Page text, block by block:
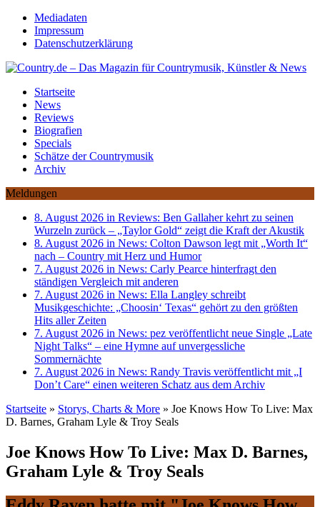
Mediadaten
Impressum
Datenschutzerklärung
Startseite
News
Reviews
Biografien
Specials
Schätze der Countrymusik
Archiv
Meldungen
8. August 2026 in Reviews: Ben Gallaher kehrt zu seinen
Wurzeln zurück – „Taylor Gold“ zeigt die Kraft der Akustik
8. August 2026 in News: Colton Dawson legt mit „Worth It“
nach – Country mit Herz und Humor
7. August 2026 in News: Carly Pearce hinterfragt den
ständigen Vergleich mit anderen
7. August 2026 in News: Ella Langley schreibt
Musikgeschichte: „Choosin‘ Texas“ gehört zu den größten
Hits aller Zeiten
7. August 2026 in News: pez veröffentlicht neue Single „Late
Night Talks“ – eine Hymne auf unvergessliche
Sommernächte
7. August 2026 in News: Randy Travis veröffentlicht mit „I
Don’t Care“ einen weiteren Schatz aus dem Archiv
Startseite » Storys, Charts & More » Joe Knows How To Live: Max
D. Barnes, Graham Lyle & Troy Seals
Joe Knows How To Live: Max D. Barnes,
Graham Lyle & Troy Seals